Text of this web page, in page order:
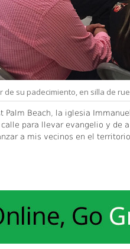
de su padecimiento, en silla de
Palm Beach, la iglesia
para llevar evangelio y de
a mis vecinos en el